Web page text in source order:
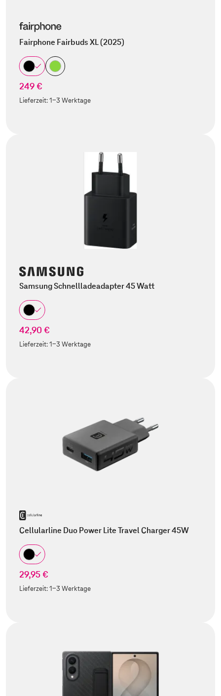
Fairphone Fairbuds XL (2025)
249 €
Lieferzeit:1-3 Werktage
Samsung Schnellladeadapter 45 Watt
42,90 €
Lieferzeit:1-3 Werktage
Cellularline Duo Power Lite Travel Charger 45W
29,95 €
Lieferzeit:1-3 Werktage